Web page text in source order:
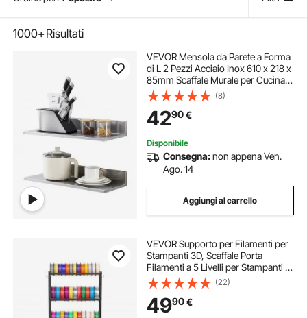
1000+Risultati
VEVOR Mensola da Parete a Forma
di L 2 Pezzi Acciaio Inox 610 x 218 x
85mm Scaffale Murale per Cucina
Capacità Carico Max. 20kg,
Mensola da Parete Portaoggetti
Portaspezie in Acciaio Inox per
Cucina
(8)
4290€
Disponibile
Consegna:non appena Ven.
Ago. 14
Aggiungi al carrello
VEVOR Supporto per Filamenti per
Stampanti 3D, Scaffale Porta
Filamenti a 5 Livelli per Stampanti in
Acciaio al Carbonio, Porta Bobine
per Studio di Stampa, Home Studio,
Ufficio, Officina, Nero
(22)
4990€